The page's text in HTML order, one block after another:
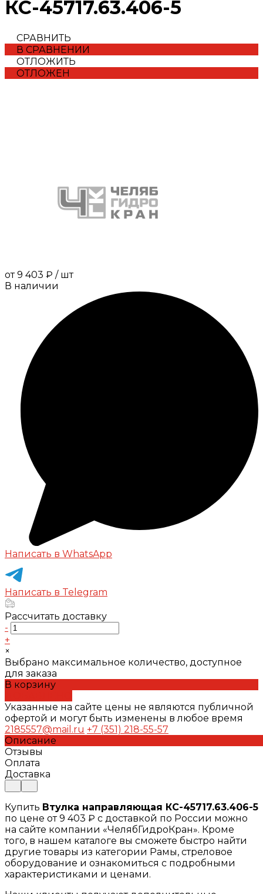
КС-45717.63.406-5
СРАВНИТЬ
В СРАВНЕНИИ
ОТЛОЖИТЬ
ОТЛОЖЕН
от 9 403 ₽ / шт
В наличии
Написать в WhatsApp
Написать в Telegram
Рассчитать доставку
-
+
×
Выбрано максимальное количество, доступное
для заказа
В корзину
Указанные на сайте цены не являются публичной
офертой и могут быть изменены в любое время
2185557@mail.ru +7 (351) 218-55-57
Описание
Отзывы
Оплата
Доставка
Купить Втулка направляющая КС-45717.63.406-5
по цене от 9 403 ₽ с доставкой по России можно
на сайте компании «ЧелябГидроКран». Кроме
того, в нашем каталоге вы сможете быстро найти
другие товары из категории Рамы, стреловое
оборудование и ознакомиться с подробными
характеристиками и ценами.